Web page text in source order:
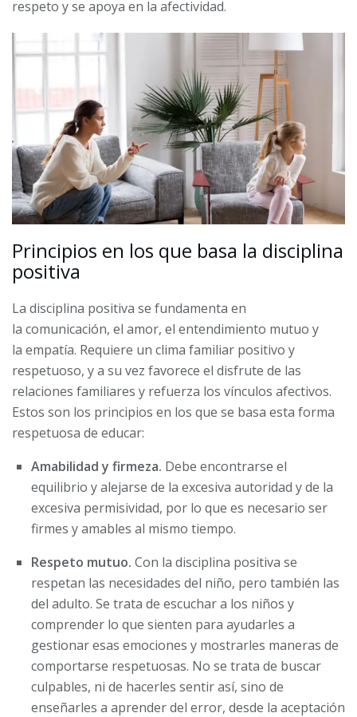
respeto y se apoya en la afectividad.
Principios en los que basa la disciplina
positiva
La disciplina positiva se fundamenta en
la comunicación, el amor, el entendimiento mutuo y
la empatía. Requiere un clima familiar positivo y
respetuoso, y a su vez favorece el disfrute de las
relaciones familiares y refuerza los vínculos afectivos.
Estos son los principios en los que se basa esta forma
respetuosa de educar:
Amabilidad y firmeza. Debe encontrarse el
equilibrio y alejarse de la excesiva autoridad y de la
excesiva permisividad, por lo que es necesario ser
firmes y amables al mismo tiempo.
Respeto mutuo. Con la disciplina positiva se
respetan las necesidades del niño, pero también las
del adulto. Se trata de escuchar a los niños y
comprender lo que sienten para ayudarles a
gestionar esas emociones y mostrarles maneras de
comportarse respetuosas. No se trata de buscar
culpables, ni de hacerles sentir así, sino de
enseñarles a aprender del error, desde la aceptación